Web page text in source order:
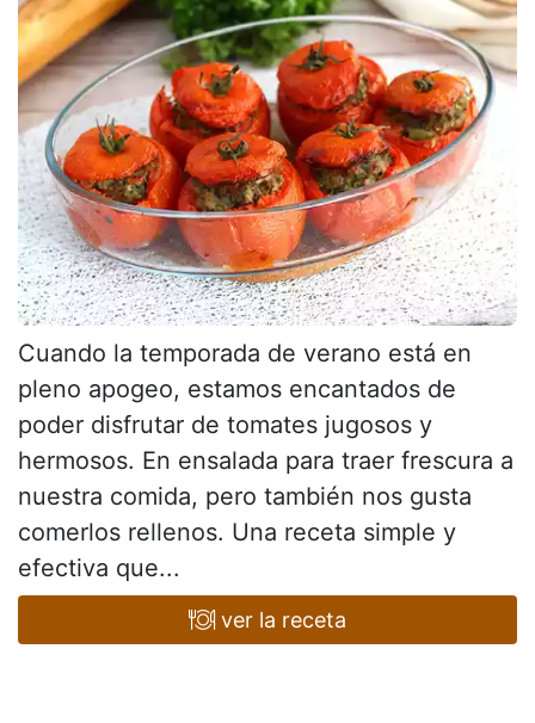
Cuando la temporada de verano está en
pleno apogeo, estamos encantados de
poder disfrutar de tomates jugosos y
hermosos. En ensalada para traer frescura a
nuestra comida, pero también nos gusta
comerlos rellenos. Una receta simple y
efectiva que...
ver la receta